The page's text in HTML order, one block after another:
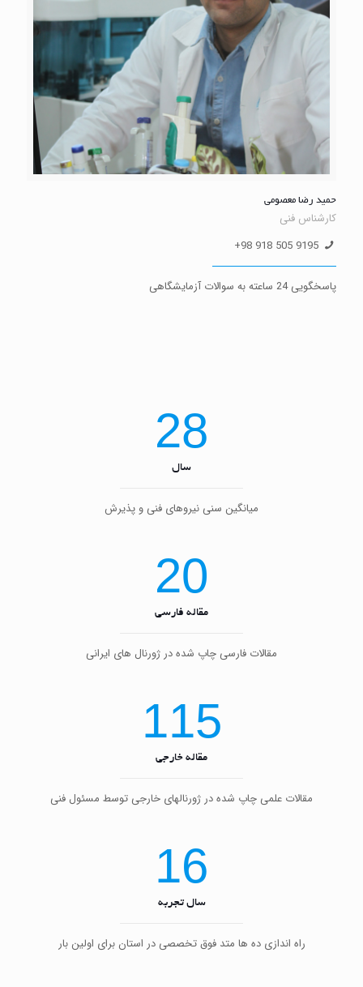
حمید رضا معصومی
کارشناس فنی
9195 505 918 98+
پاسخگویی 24 ساعته به سوالات آزمایشگاهی
28
سال
میانگین سنی نیروهای فنی و پذیرش
20
مقاله فارسی
مقالات فارسی چاپ شده در ژورنال های ایرانی
115
مقاله خارجی
مقالات علمی چاپ شده در ژورنالهای خارجی توسط مسئول فنی
16
سال تجربه
راه اندازی ده ها متد فوق تخصصی در استان برای اولین بار